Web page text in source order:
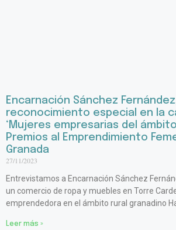
Encarnación Sánchez
reconocimiento especial en la
‘Mujeres empresarias del
Premios al Emprendimiento
Granada
27/11/2023
Entrevistamos a Encarnación Sánchez
un comercio de ropa y muebles en Torre
emprendedora en el ámbito rural granadino
Leer más »